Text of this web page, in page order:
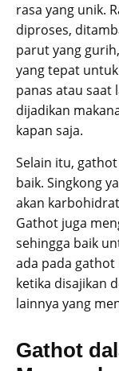
rasa yang unik.
diproses,
parut yang
yang tepat
panas atau saat
dijadikan
kapan saja.
Selain itu,
baik. Singkong
akan
Gathot juga
sehingga baik
ada pada
ketika disajikan
lainnya yang
Gathot